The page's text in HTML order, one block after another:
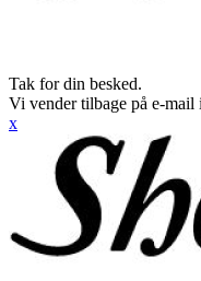
Tak for din besked.
Vi vender tilbage på e-mail
x